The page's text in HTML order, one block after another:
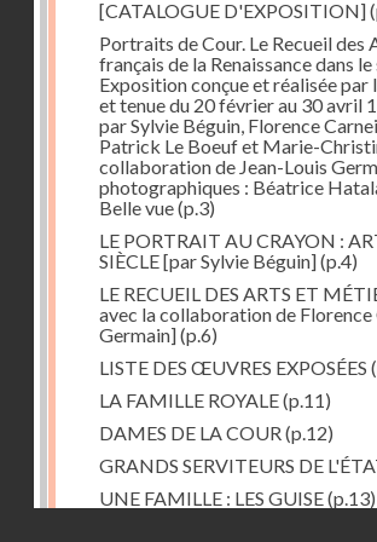
[CATALOGUE D'EXPOSITION]
Portraits de Cour. Le Recueil des
français de la Renaissance dans
Exposition conçue et réalisée
et tenue du 20 février au 30 avril
par Sylvie Béguin, Florence
Patrick Le Boeuf et Marie-
collaboration de Jean-Louis
photographiques : Béatrice
Belle vue(p.3)
LE PORTRAIT AU CRAYON :
SIÈCLE [par Sylvie Béguin](p.4)
LE RECUEIL DES ARTS ET
avec la collaboration de
Germain](p.6)
LISTE DES ŒUVRES EXPOSÉES
LA FAMILLE ROYALE(p.11)
DAMES DE LA COUR (p.12)
GRANDS SERVITEURS DE
UNE FAMILLE : LES GUISE(p.13)